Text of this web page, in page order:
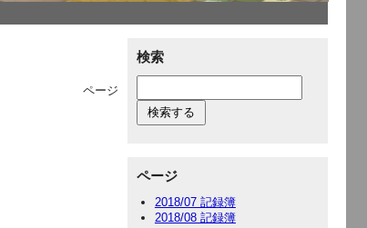
検索
ページ
2018/07 記録簿
2018/08 記録簿
ページ